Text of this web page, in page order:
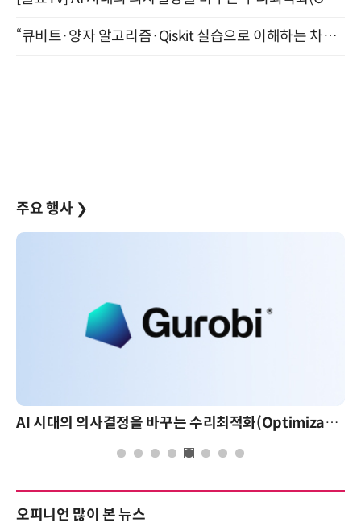
“큐비트·양자 알고리즘·Qiskit 실습으로 이해하는 차세대 컴퓨팅” (8/28)
주요 행사 ❯
AI 시대의 의사결정을 바꾸는 수리최적화(Optimization): 실제 산업 적용 사례와 활용 전략
오피니언 많이 본 뉴스